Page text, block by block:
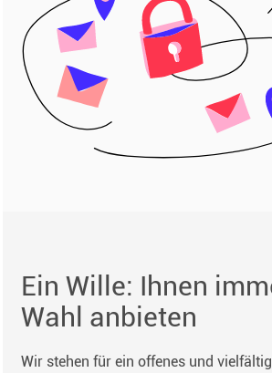
Ein Wille: Ihnen
Wahl anbieten
Wir stehen für ein offenes und